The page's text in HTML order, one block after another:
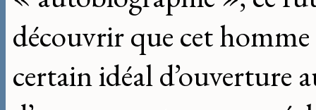
découvrir que cet
certain idéal d’ouverture